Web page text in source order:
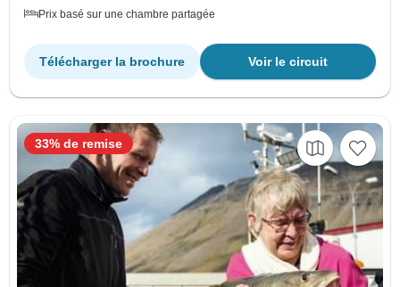
Prix basé sur une chambre partagée
Voir le circuit
Télécharger la brochure
33% de remise